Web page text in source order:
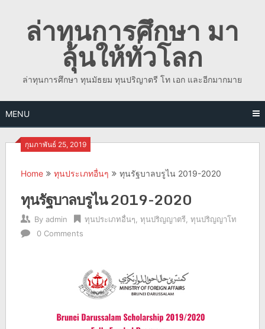
contentล่าทุนการศึกษา มา
ลุ้นให้ทั่วโลก
ล่าทุนการศึกษา ทุนมัธยม ทุนปริญาตรี โท เอก และอีกมากมาย
MENU
กุมภาพันธ์ 25, 2019
Home ทุนประเภทอื่นๆ ทุนรัฐบาลบรูไน 2019-2020
ทุนรัฐบาลบรูไน 2019-2020
By admin ทุนประเภทอื่นๆ ทุนปริญญาตรี, ทุนปริญญาโท
0 Comments